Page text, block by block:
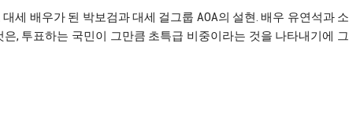
세 배우가 된 박보검과 대세 걸그룹 AOA의 설현. 배우 유연석과 소
, 투표하는 국민이 그만큼 초특급 비중이라는 것을 나타내기에 그